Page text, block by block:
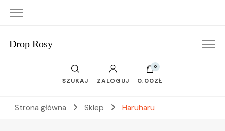
Drop Rosy
SZUKAJ ZALOGUJ
0
0,00ZŁ
Strona główna Sklep Haruharu